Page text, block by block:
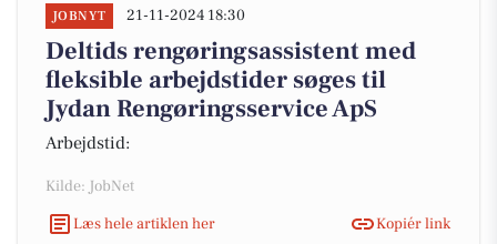
JOBNYT 21-11-2024 18:30
Deltids rengøringsassistent med
fleksible arbejdstider søges til
Jydan Rengøringsservice ApS
Arbejdstid:
Kilde: JobNet
Læs hele artiklen her
Kopiér link